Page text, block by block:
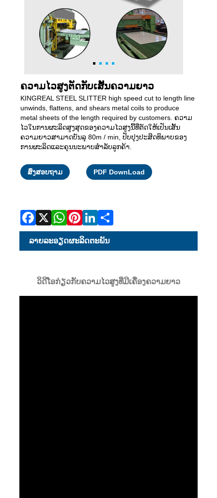
ຄວາມໄວສູງຕັດກັບເສັ້ນຄວາມຍາວ
KINGREAL STEEL SLITTER high speed cut to length line
unwinds, flattens, and shears metal coils to produce
metal sheets of the length required by customers. ຄວາມ
ໄວໃນການຜະລິດສູງສຸດຂອງຄວາມໄວສູງນີ້ທີ່ຕັດໃຫ້ເປັນເສັ້ນ
ຄວາມຍາວສາມາດບັນລຸ 80m / min, ປັບປຸງປະສິດທິພາບຂອງ
ການຜະລິດແລະຄຸນນະພາບສໍາລັບລູກຄ້າ.
ສົ່ງສອບຖາມ PDF DownLoad
ລາຍ​ລະ​ອຽດ​ຜະ​ລິດ​ຕະ​ພັນ
ວິດີໂອກ່ຽວກັບຄວາມໄວສູງທີ່ມີເຄື່ອງຄວາມຍາວ